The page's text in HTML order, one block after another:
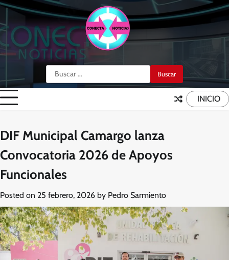
Skip
content
Buscar:
INICIO
DIF Municipal Camargo lanza
Convocatoria 2026 de Apoyos
Funcionales
Posted on 25 febrero, 2026 by Pedro Sarmiento